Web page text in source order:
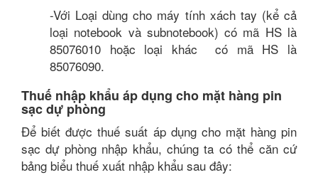
-Với Loại dùng cho máy tính xách tay (kể cả
loại notebook và subnotebook) có mã HS là
85076010 hoặc loại khác có mã HS là
85076090.
Thuế nhập khẩu áp dụng cho mặt hàng pin
sạc dự phòng
Để biết được thuế suất áp dụng cho mặt hàng pin
sạc dự phòng nhập khẩu, chúng ta có thể căn cứ
bảng biểu thuế xuất nhập khẩu sau đây: